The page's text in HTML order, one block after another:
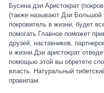
Бусина дзи Аристократ
(также называют Дзи Большой
покровитель в жизни, будет
помогать.Главное поможет
друзей, наставников,
и жизни.Дзи аристократ
помощью этой вы обретете
власть. Натуральный
правилам.